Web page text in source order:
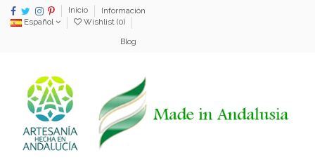
Inicio
Información
Español
Wishlist (0)
Blog